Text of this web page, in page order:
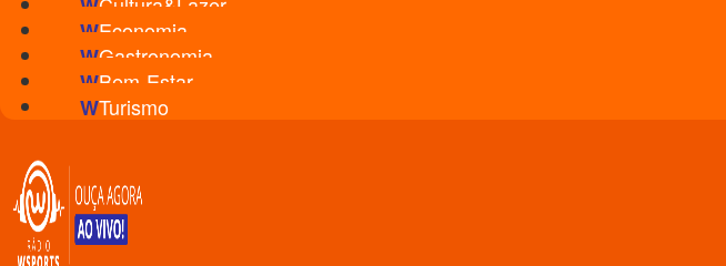
WEconomia
WGastronomia
WBem-Estar
WTurismo